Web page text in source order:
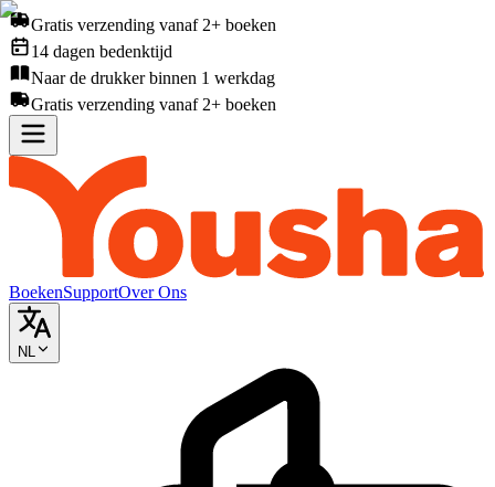
Gratis verzending vanaf 2+ boeken
14 dagen bedenktijd
Naar de drukker binnen 1 werkdag
Gratis verzending vanaf 2+ boeken
BoekenSupportOver Ons
NL